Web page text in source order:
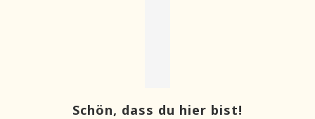
Schön, dass du hier bist!